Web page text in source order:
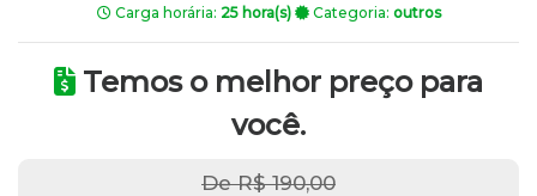
Carga horária: 25 hora(s) Categoria: outros
Temos o melhor preço para
você.
De R$ 190,00